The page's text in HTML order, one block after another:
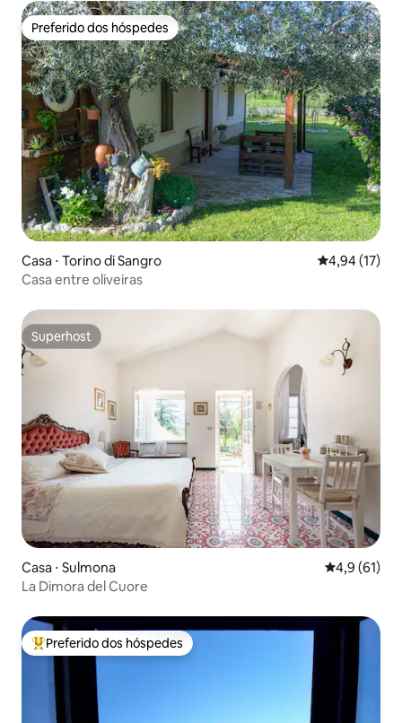
Preferido dos hóspedes
Preferido dos hóspedes
Casa ⋅ Torino di Sangro 4,94 de uma
4,94 (17)
Casa entre oliveiras
Superhost
Superhost
Casa ⋅ Sulmona 4,9 de uma
4,9 (61)
La Dimora del Cuore
Entre os melhores preferidos dos hóspedes
Preferido dos hóspedes